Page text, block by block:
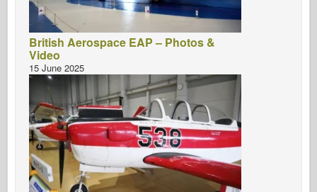
British Aerospace EAP – Photos &
Video
15 June 2025